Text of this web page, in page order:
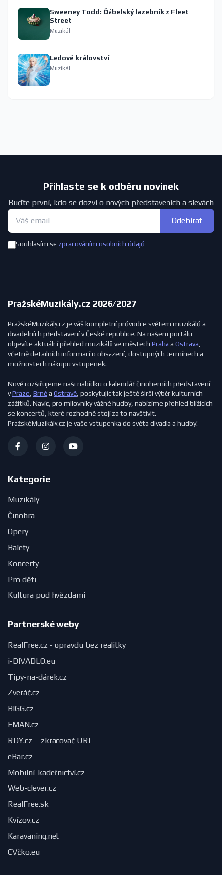
Sweeney Todd: Ďábelský lazebník z Fleet
Street
Muzikál
Ledové království
Muzikál
Přihlaste se k odběru novinek
Buďte první, kdo se dozví o nových představeních a slevách
Odebírat
Souhlasím se zpracováním osobních údajů
PražskéMuzikály.cz 2026/2027
PražskéMuzikály.cz je váš kompletní průvodce světem muzikálů a
divadelních představení v České republice. Na našem portálu
objevíte aktuální přehled muzikálů ve městech Praha a Ostrava
včetně detailních informací o obsazení, dostupných termínech a
možnostech nákupu vstupenek.
Nově rozšiřujeme naši nabídku o kalendář činoherních představení
vPraze Brněa Ostravě , poskytujíc tak ještě širší výběr kulturních
zážitků. Navíc, pro milovníky vážné hudby, nabízíme přehled blížících
se koncertů, které rozhodně stojí za to navštívit.
PražskéMuzikály.cz je vaše vstupenka do světa divadla a hudby!
Kategorie
Muzikály
Činohra
Opery
Balety
Koncerty
Pro děti
Kultura pod hvězdami
Partnerské weby
RealFree.cz - opravdu bez realitky
i-DIVADLO.eu
Tipy-na-dárek.cz
Zveráč.cz
BIGG.cz
FMAN.cz
RDY.cz – zkracovač URL
eBar.cz
Mobilní-kadeřnictví.cz
Web-clever.cz
RealFree.sk
Kvízov.cz
Karavaning.net
CVčko.eu